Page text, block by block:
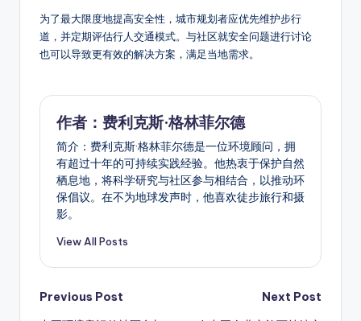
为了最大限度地提高安全性，城市规划者应优先维护步行
道，并定期评估行人交通模式。与社区就安全问题进行讨论
也可以导致更有效的解决方案，满足当地需求。
作者：费利克斯·格林菲尔德
简介：费利克斯·格林菲尔德是一位环境顾问，拥
有超过十年的可持续实践经验。他热衷于保护自然
栖息地，将科学研究与社区参与相结合，以推动环
保倡议。在不为地球发声时，他喜欢徒步旅行和摄
影。
View All Posts
Post
Previous Post
Next Post